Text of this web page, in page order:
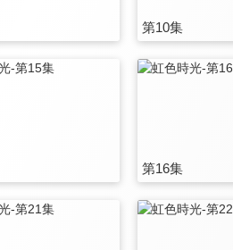
第10集
第16集